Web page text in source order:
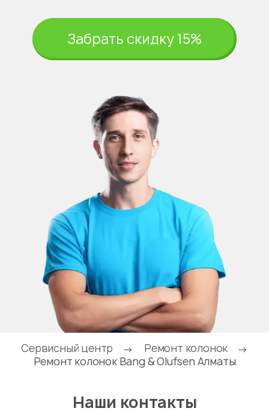
Забрать скидку 15%
Сервисный центр → Ремонт колонок
→
Ремонт колонок Bang & Olufsen Алматы
Наши контакты